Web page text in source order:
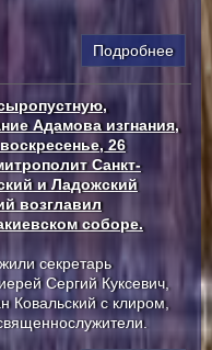
Подробнее
Адамова изгнания,
26
Санкт-
и Ладожский
возглавил
соборе.
секретарь
Сергий Куксевич,
Ковальский с клиром,